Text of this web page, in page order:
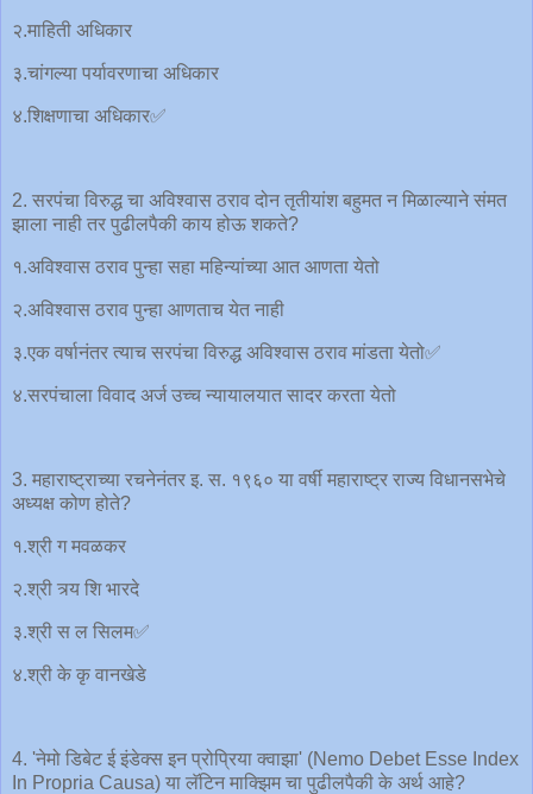
२.माहिती अधिकार
३.चांगल्या पर्यावरणाचा अधिकार
४.शिक्षणाचा अधिकार✅
2. सरपंचा विरुद्ध चा अविश्वास ठराव दोन तृतीयांश बहुमत न मिळाल्याने संमत
झाला नाही तर पुढीलपैकी काय होऊ शकते?
१.अविश्वास ठराव पुन्हा सहा महिन्यांच्या आत आणता येतो
२.अविश्वास ठराव पुन्हा आणताच येत नाही
३.एक वर्षानंतर त्याच सरपंचा विरुद्ध अविश्वास ठराव मांडता येतो✅
४.सरपंचाला विवाद अर्ज उच्च न्यायालयात सादर करता येतो
3. महाराष्ट्राच्या रचनेनंतर इ. स. १९६० या वर्षी महाराष्ट्र राज्य विधानसभेचे
अध्यक्ष कोण होते?
१.श्री ग मवळकर
२.श्री त्र्य शि भारदे
३.श्री स ल सिलम✅
४.श्री के कृ वानखेडे
4. 'नेमो डिबेट ई इंडेक्स इन प्रोप्रिया क्वाझा' (Nemo Debet Esse Index
In Propria Causa) या लॅटिन माक्झिम चा पुढीलपैकी के अर्थ आहे?